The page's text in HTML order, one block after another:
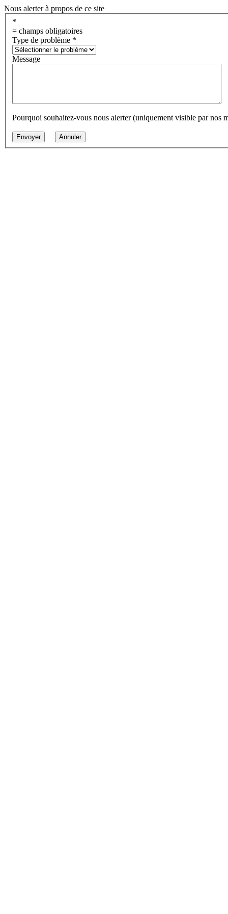
Nous alerter à propos de ce site
*
= champs obligatoires
Type de problème *
Message
Pourquoi souhaitez-vous nous alerter (uniquement visible par nos